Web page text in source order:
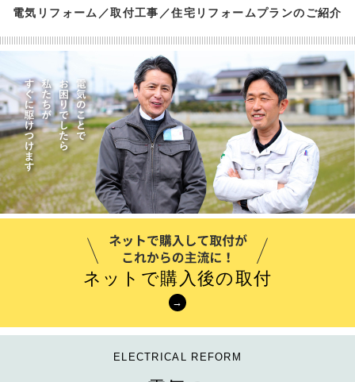
ネットで購入後の取付